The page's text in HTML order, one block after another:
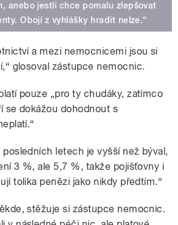
anebo jestli chce pomalu zlepšovat
Obojí z vyhlášky hradit nelze.“
a mezi nemocnicemi jsou si
glosoval zástupce nemocnic.
pouze „pro ty chudáky, zatímco
se dokážou dohodnout s
posledních letech je vyšší než býval,
3 %, ale 5,7 %, takže pojišťovny i
tolika penězi jako nikdy předtím.“
stěžuje si zástupce nemocnic.